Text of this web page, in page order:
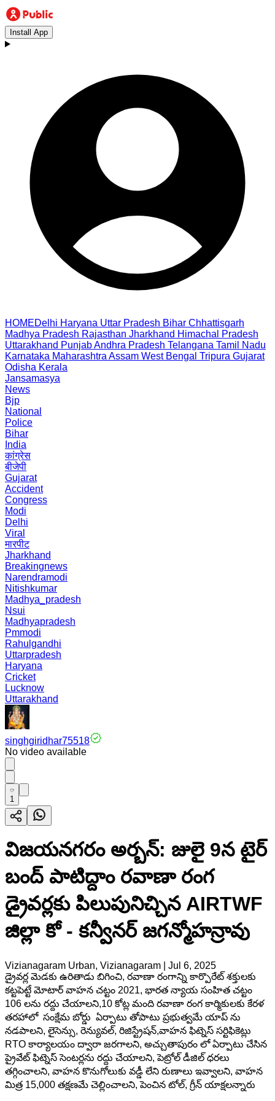
Install App
HOMEDelhi Haryana Uttar Pradesh Bihar Chhattisgarh
Madhya Pradesh Rajasthan Jharkhand Himachal Pradesh
Uttarakhand PunjabAndhra Pradesh Telangana Tamil Nadu
Karnataka Maharashtra Assam West Bengal Tripura Gujarat
Odisha Kerala
Jansamasya
News
Bjp
National
Police
Bihar
India
कांग्रेस
बीजेपी
Gujarat
Accident
Congress
Modi
Delhi
Viral
मारपीट
Jharkhand
Breakingnews
Narendramodi
Nitishkumar
Madhya_pradesh
Nsui
Madhyapradesh
Pmmodi
Rahulgandhi
Uttarpradesh
Haryana
Cricket
Lucknow
Uttarakhand
singhgiridhar75518
No video available
1
విజయనగరం అర్బన్: జులై 9న టైర్
బంద్ పాటిద్దాం రవాణా రంగ
డ్రైవర్లకు పిలుపునిచ్చిన AIRTWF
జిల్లా కో - కన్వీనర్ జగన్మోహన్రావు
Vizianagaram Urban, Vizianagaram
Jul 6, 2025
డ్రైవర్ల మెడకు ఉరితాడు బిగించి, రవాణా రంగాన్ని కార్పొరేట్ శక్తులకు
కట్టపెట్టే మోటార్ వాహన చట్టం 2021, భారత న్యాయ సంహిత చట్టం
106 లను రద్దు చేయాలని,10 కోట్ల మంది రవాణా రంగ కార్మికులకు కేరళ
తరహాలో సంక్షేమ బోర్డు ఏర్పాటు తోపాటు ప్రభుత్వమే యాప్ ను
నడపాలని, లైసెన్సు, రెన్యువల్, రిజిస్ట్రేషన్,వాహన ఫిట్నెస్ సర్టిఫికెట్లు
RTO కార్యాలయం ద్వారా జరగాలని, అచ్చుతాపురం లో ఏర్పాటు చేసిన
ప్రైవేట్ ఫిట్నెస్ సెంటర్లను రద్దు చేయాలని, పెట్రోల్ డీజిల్ ధరలు
తగ్గించాలని, వాహన కొనుగోలుకు వడ్డీ లేని రుణాలు ఇవ్వాలని, వాహన
మిత్ర 15,000 తక్షణమే చెల్లించాలని, పెంచిన టోల్, గ్రీన్ యాక్షలన్నారు